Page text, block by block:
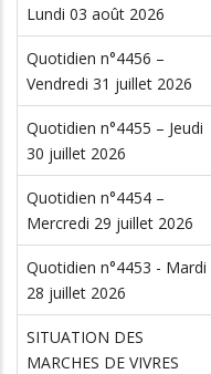
Lundi 03 août 2026
Quotidien n°4456 –
Vendredi 31 juillet 2026
Quotidien n°4455 – Jeudi
30 juillet 2026
Quotidien n°4454 –
Mercredi 29 juillet 2026
Quotidien n°4453 - Mardi
28 juillet 2026
SITUATION DES
MARCHES DE VIVRES